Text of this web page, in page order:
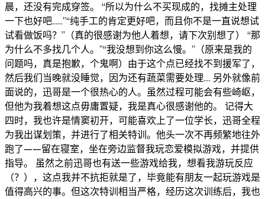
晨，还没有完成穿签。 “所以为什么不买现成的，找摊主处理
一下也好吧......”“纯手工的肯定更好吧，而且你不是一直说想试
试看做饭吗？”（真的很感谢为他人着想，请下次别想了） “那
为什么不多找几个人。”“我没想到你这么慢。”（原来是我的
问题吗，真是抱歉，个鬼啊）由于这个点已经找不到援军了，
然后我们当晚就没睡觉，因为还有蔬菜需要处理.... 另外就像前
面说的，迅哥是一个很热心的人。虽然过程可能会有些崎岖，
但他为我着想这点毋庸置疑，我是真心很感谢他的。 记得大
四时，我也许是情窦初开，可能喜欢上了一位学长，迅哥全程
为我出谋划策，并进行了相关特训。他头一次不再频繁地往外
跑了——留在寝室，坐在旁边监督我玩恋爱模拟游戏，并提供
指导。 虽然之前迅哥也有送一些游戏给我，想看我游玩反应
（？），这点我并不抗拒就是了，毕竟能有朋友一起玩游戏是
值得高兴的事。但这次特训相当严格，经历这次训练后，我也